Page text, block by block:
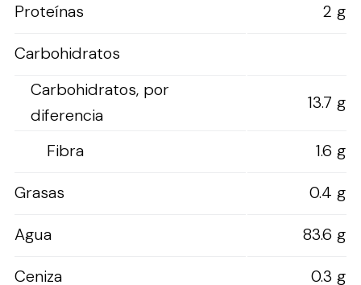
Proteínas
2 g
Carbohidratos
Carbohidratos, por
diferencia
13.7 g
Fibra
1.6 g
Grasas
0.4 g
Agua
83.6 g
Ceniza
0.3 g